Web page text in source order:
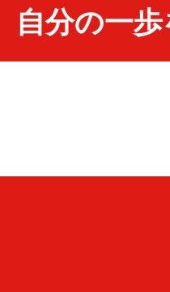
の一歩を。